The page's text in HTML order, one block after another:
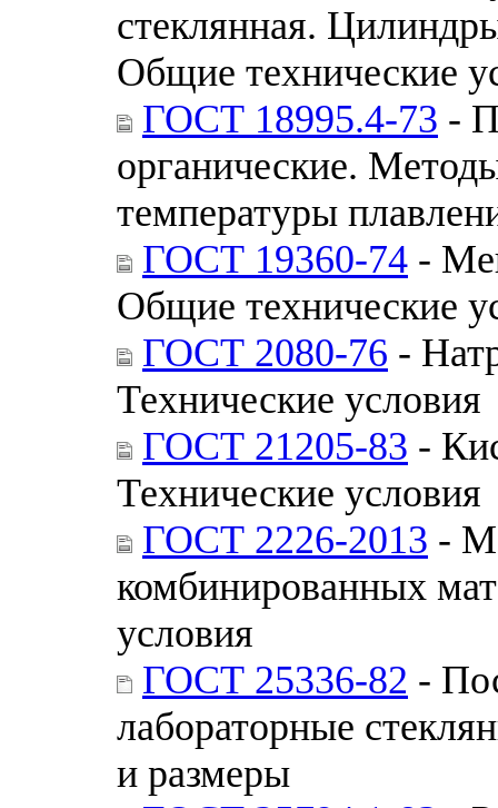
стеклянная.
Общие технические
ГОСТ 18995.4-73 -
органические.
температуры
ГОСТ 19360-74 -
Общие технические
ГОСТ 2080-76 -
Технические условия
ГОСТ 21205-83 -
Технические условия
ГОСТ 2226-2013 -
комбинированных
условия
ГОСТ 25336-82 -
лабораторные
и размеры